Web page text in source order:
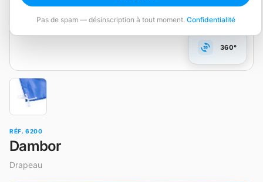
Pas de spam — désinscription à tout moment. Confidentialité
360°
RÉF. 6200
Dambor
Drapeau